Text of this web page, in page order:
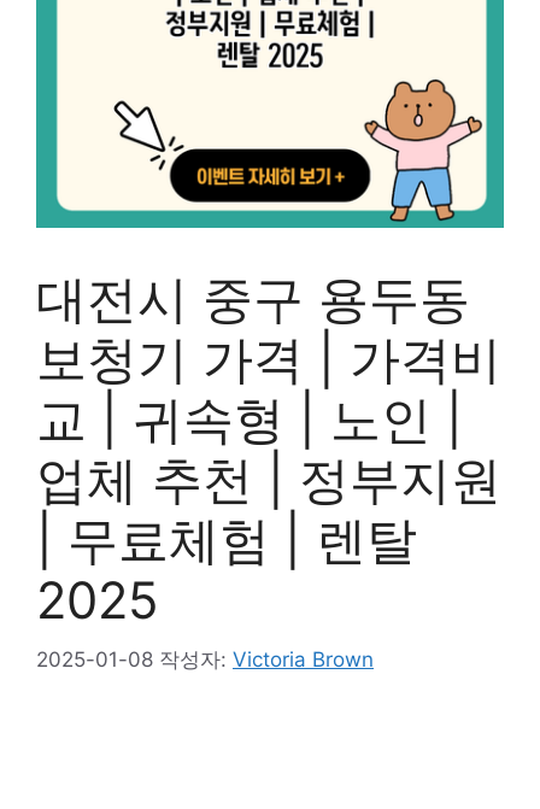
대전시 중구 용두동
보청기 가격 | 가격비
교 | 귀속형 | 노인 |
업체 추천 | 정부지원
| 무료체험 | 렌탈
2025
2025-01-08 작성자: Victoria Brown